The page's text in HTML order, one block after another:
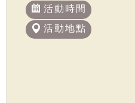
活動時間
活動地點